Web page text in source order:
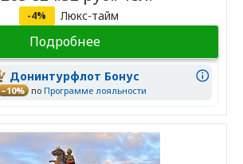
-4% Люкс-тайм
Подробнее
Донинтурфлот Бонус
–10% по Программе лояльности